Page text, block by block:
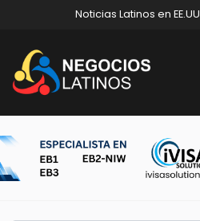
Noticias Latinos en EE.UU